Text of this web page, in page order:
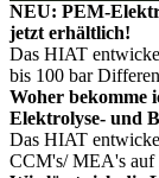
NEU: PEM-
jetzt erhältlich!
Das HIAT
bis 100 bar
Woher bekomme
Elektrolyse- und
Das HIAT
CCM's/ MEA's auf